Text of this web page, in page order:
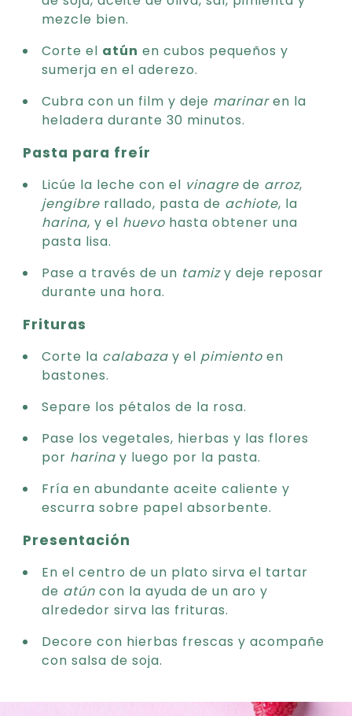
mezcle bien.
Corte el atún en cubos pequeños y
sumerja en el aderezo.
Cubra con un film y deje marinaren la
heladera durante 30 minutos.
Pasta para freír
Licúe la leche con el vinagre de arroz,
jengibre rallado, pasta de achiote, la
harina, y el huevo hasta obtener una
pasta lisa.
Pase a través de un tamizy deje reposar
durante una hora.
Frituras
Corte la calabaza y el pimiento en
bastones.
Separe los pétalos de la rosa.
Pase los vegetales, hierbas y las flores
por harina y luego por la pasta.
Fría en abundante aceite caliente y
escurra sobre papel absorbente.
Presentación
En el centro de un plato sirva el tartar
de atún con la ayuda de un aro y
alrededor sirva las frituras.
Decore con hierbas frescas y acompañe
con salsa de soja.